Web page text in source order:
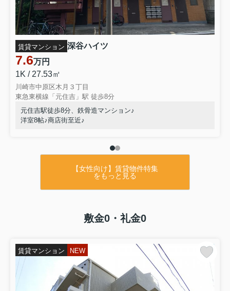
賃貸マンション 深谷ハイツ
7.6万円
1K / 27.53㎡
川崎市中原区木月３丁目
東急東横線「元住吉」駅 徒歩8分
元住吉駅徒歩8分、鉄骨造マンション♪
洋室8帖♪商店街至近♪
【女性向け】賃貸物件特集
をもっと見る
敷金0・礼金0
賃貸マンション NEW